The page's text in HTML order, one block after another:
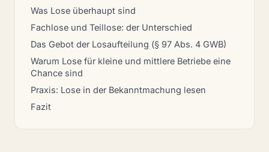
Was Lose überhaupt sind
Fachlose und Teillose: der Unterschied
Das Gebot der Losaufteilung (§ 97 Abs. 4 GWB)
Warum Lose für kleine und mittlere Betriebe eine
Chance sind
Praxis: Lose in der Bekanntmachung lesen
Fazit